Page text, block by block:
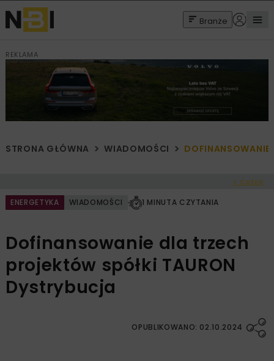
Branże
REKLAMA
STRONA GŁÓWNA WIADOMOŚCI DOFINANSOWANIE
< Cofnij
ENERGETYKA WIADOMOŚCI 1 MINUTA CZYTANIA
Dofinansowanie dla trzech
projektów spółki TAURON
Dystrybucja
OPUBLIKOWANO: 02.10.2024